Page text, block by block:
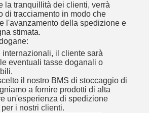
la tranquillità dei clienti, verrà
di tracciamento in modo che
l'avanzamento della spedizione e
stimata.
internazionali, il cliente sarà
eventuali tasse doganali o
il nostro BMS di stoccaggio di
a fornire prodotti di alta
un'esperienza di spedizione
i nostri clienti.